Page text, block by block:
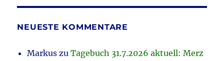
NEUESTE KOMMENTARE
Markus zuTagebuch 31.7.2026 aktuell: Merz